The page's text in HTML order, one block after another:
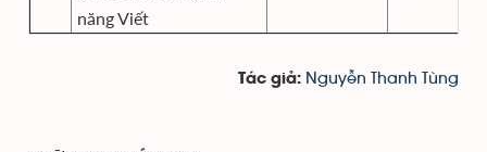
năng Viết
Tác giả: Nguyễn Thanh Tùng